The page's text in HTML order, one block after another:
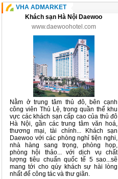
VHA ADMARKET
Khách sạn Hà Nội Daewoo
www.daewoohotel.com
Nằm ở trung tâm thủ đô, bên cạnh
công viên Thủ Lệ, trong quần thể khu
vực các khách sạn cấp cao của thủ đô
Hà Nội, gần các trung tâm văn hoá,
thương mại, tài chính... Khách sạn
Daewoo với các phòng nghỉ tiện nghi,
nhà hàng sang trọng, phòng họp,
phòng hội thảo... với dịch vụ chất
lượng tiêu chuẩn quốc tế 5 sao...sẽ
mang tới cho qúy khách sự hài lòng
nhất để công tác và thư giãn.